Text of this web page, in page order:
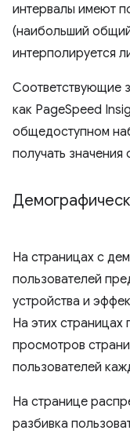
интервалы имеют
(наибольший
интерполируется
Соответствующие
как PageSpeed
общедоступном
получать
На страницах с
пользователей
устройства и
На этих
просмотров
пользователей
На странице
разбивка